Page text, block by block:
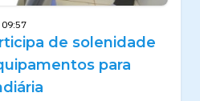
de solenidade
para